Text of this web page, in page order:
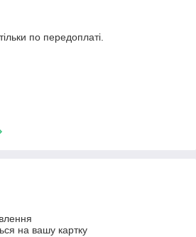
по передоплаті.
на вашу картку